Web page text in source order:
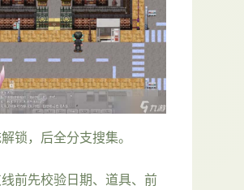
锁，后全分支搜集。
前先校验日期、道具、前